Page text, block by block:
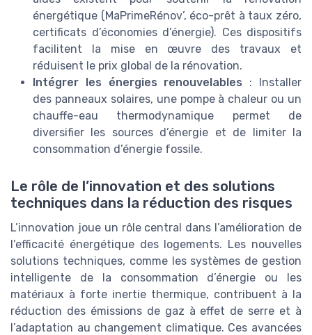
énergétique (MaPrimeRénov’, éco-prêt à taux zéro,
certificats d’économies d’énergie). Ces dispositifs
facilitent la mise en œuvre des travaux et
réduisent le prix global de la rénovation.
Intégrer les énergies renouvelables : Installer
des panneaux solaires, une pompe à chaleur ou un
chauffe-eau thermodynamique permet de
diversifier les sources d’énergie et de limiter la
consommation d’énergie fossile.
Le rôle de l’innovation et des solutions
techniques dans la réduction des risques
L’innovation joue un rôle central dans l’amélioration de
l’efficacité énergétique des logements. Les nouvelles
solutions techniques, comme les systèmes de gestion
intelligente de la consommation d’énergie ou les
matériaux à forte inertie thermique, contribuent à la
réduction des émissions de gaz à effet de serre et à
l’adaptation au changement climatique. Ces avancées